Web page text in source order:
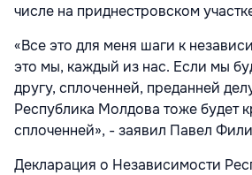
числе на приднестровском
«Все это для меня шаги к
это мы, каждый из нас. Если мы
другу, сплоченней, преданней
Республика Молдова тоже будет
сплоченней», - заявил Павел
Декларация о Независимости